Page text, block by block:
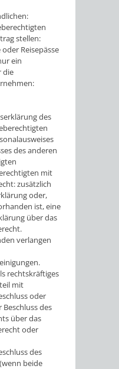
:
stellen:
Reisepässe
ein
die
des
des anderen
mit
zusätzlich
oder,
ist, eine
über das
verlangen
rechtskräftiges
mit
oder
des
über das
oder
des
beide